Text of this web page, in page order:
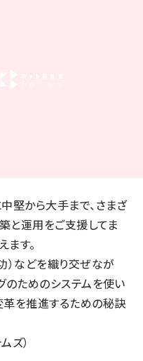
堅から大手まで、さまざ
と運用をご支援してま
す。
）などを織り交ぜなが
のためのシステムを使い
革を推進するための秘訣
ズ）